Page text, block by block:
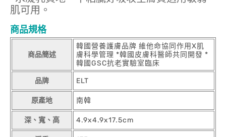
肌可用。
商品規格
商品簡述
韓國營養護膚品牌 維他命協同作用X肌
膚科學管理 *韓國皮膚科醫師共同開發 *
韓國GSC抗老實驗室臨床
品牌 ELT
原產地 南韓
深、寬、高 4.9x4.9x17.5cm